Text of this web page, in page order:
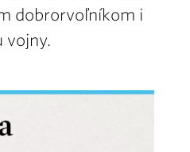
dobrorvoľníkom i
vojny.